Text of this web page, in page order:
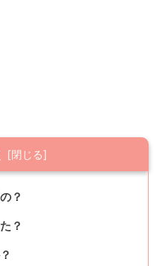
？
？